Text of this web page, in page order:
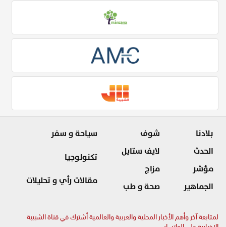
بلادنا
الحدث
مؤشر
الجماهير
شوف
لايف ستايل
مزاج
صحة و طب
سياحة و سفر
تكنولوجيا
مقالات رأي و تحليلات
لمتابعة آخر وأهم الأخبار المحلية والعربية والعالمية أشترك في قناة الشبيبة